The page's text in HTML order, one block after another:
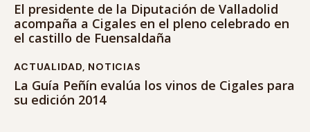
El presidente de la Diputación de Valladolid
acompaña a Cigales en el pleno celebrado en
el castillo de Fuensaldaña
ACTUALIDAD, NOTICIAS
La Guía Peñín evalúa los vinos de Cigales para
su edición 2014